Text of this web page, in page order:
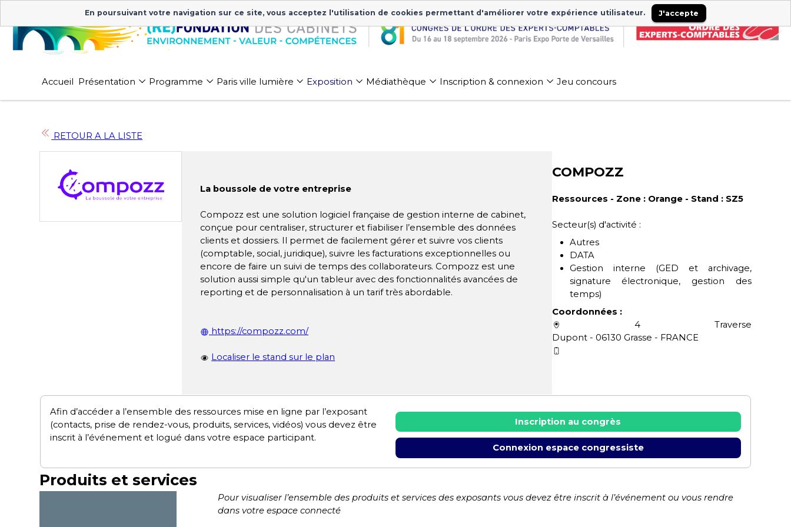
Accueil Présentation Programme Paris ville lumière Exposition Médiathèque Inscription & connexion Jeu concours
RETOUR A LA LISTE
La boussole de votre entreprise
Compozz est une solution logiciel française de gestion interne de cabinet,
conçue pour centraliser, structurer et fiabiliser l’ensemble des données
clients et dossiers. Il permet de facilement gérer et suivre vos clients
(comptable, social, juridique), suivre les facturations exceptionnelles ou
encore de faire un suivi de temps des collaborateurs. Compozz est une
solution aussi simple qu'un tableur avec des fonctionnalités avancées de
reporting et de personnalisation à un tarif très abordable.
https://compozz.com/
Localiser le stand sur le plan
COMPOZZ
Ressources - Zone : Orange - Stand : SZ5
Secteur(s) d'activité :
Autres
DATA
Gestion interne (GED et archivage,
signature électronique, gestion des
temps)
Coordonnées :
4 Traverse
Dupont - 06130 Grasse - FRANCE
Afin d’accéder a l’ensemble des ressources mise en ligne par l’exposant
(contacts, prise de rendez-vous, produits, services, vidéos) vous devez être
inscrit à l’événement et logué dans votre espace participant.
Inscription au congrès
Connexion espace congressiste
Produits et services
Pour visualiser l’ensemble des produits et services des exposants vous devez être inscrit à l’événement ou vous rendre
dans votre espace connecté
En poursuivant votre navigation sur ce site, vous acceptez l'utilisation de cookies permettant d'améliorer votre expérience utilisateur. J'accepte